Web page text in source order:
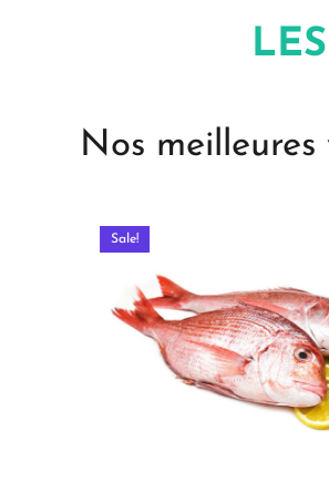
Nos meilleures
Sale!